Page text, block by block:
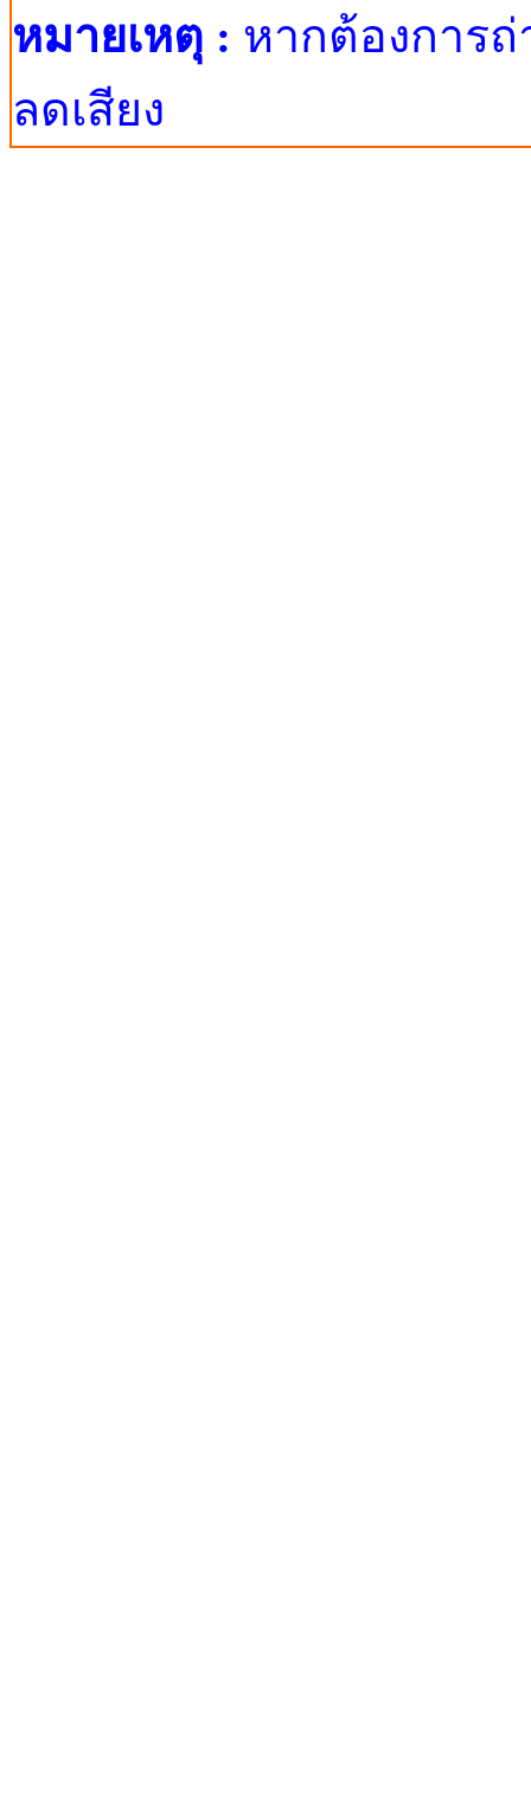
หมายเหตุ : หากต้องการ
ลดเสียง